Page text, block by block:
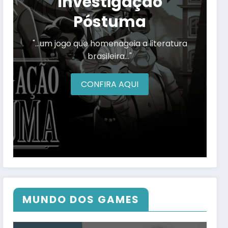
Póstuma
"…um jogo que homenageia a literatura
brasileira…"
CONFIRA AQUI
MUNDO DOS GAMES